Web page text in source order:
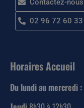
02 96 72 60 33
Horaires Accueil
Du lundi au mercredi :